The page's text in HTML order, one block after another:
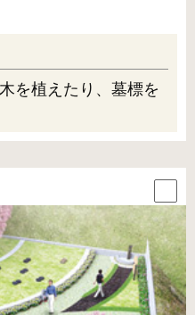
を植えたり、墓標を